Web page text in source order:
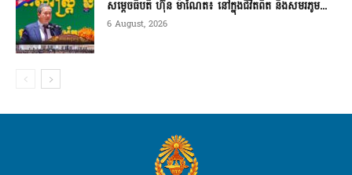
សម្តេចធិបតី ហ៊ុន ម៉ាណែត៖ នៅក្នុងជីវិតពិត និងសមរភូម...
6 August, 2026